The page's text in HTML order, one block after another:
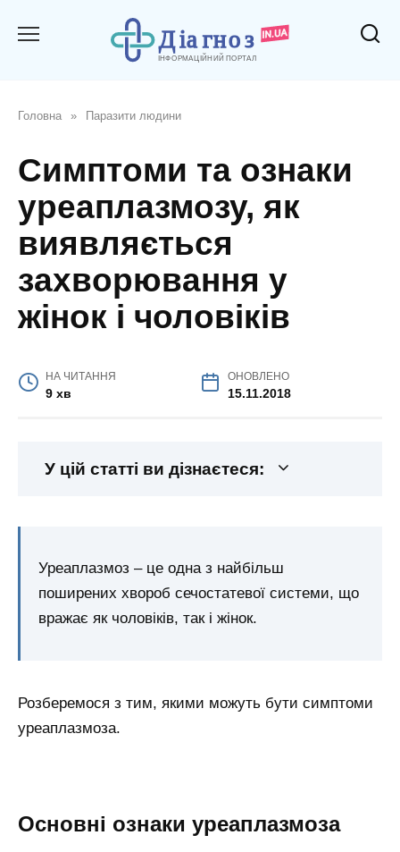
Головна » Паразити людини
Симптоми та ознаки
уреаплазмозу, як
виявляється
захворювання у
жінок і чоловіків
НА ЧИТАННЯ
9 хв
ОНОВЛЕНО
15.11.2018
У цій статті ви дізнаєтеся:
Уреаплазмоз – це одна з найбільш
поширених хвороб сечостатевої системи, що
вражає як чоловіків, так і жінок.
Розберемося з тим, якими можуть бути симптоми
уреаплазмоза.
Основні ознаки уреаплазмоза